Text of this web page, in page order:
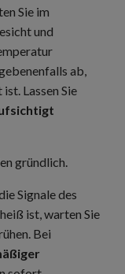
Sie im
und
ab,
Lassen Sie
gründlich.
Signale des
ist, warten Sie
Bei